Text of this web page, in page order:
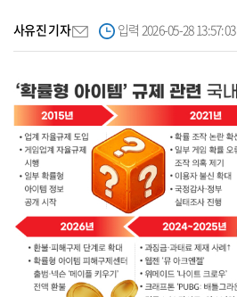
사유진 기자 입력 2026-05-28 13:57:03